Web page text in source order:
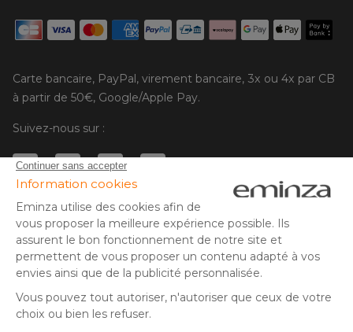
Carte bancaire, PayPal, virement bancaire, 3x ou 4x par CB
à partir de 50€, Google/Apple Pay.
Suivez-nous sur :
© Copyright 2025 Eminza | Tous droits réservés |
ESPAÑA
ITALIE
DEUTSCHLAND
NEDERLAND
FRA
* Vous disposez de 30 jours (à compter de la réception ou du
retrait de votre colis) pour effectuer un retour de produits et
vous faire rembourser. Hors colis volumineux